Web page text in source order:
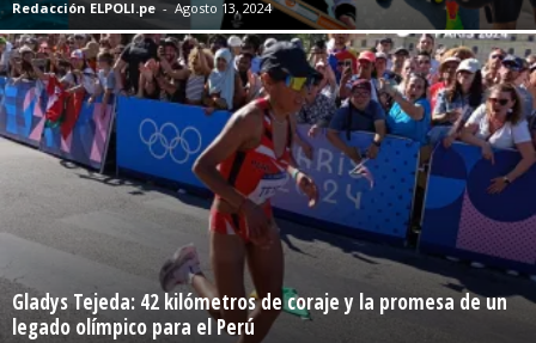
Redacción ELPOLI.pe - Agosto 13, 2024
Gladys Tejeda: 42 kilómetros de coraje y la promesa de un
legado olímpico para el Perú